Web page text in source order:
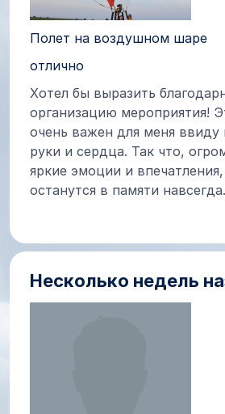
Полет на воздушном шаре
отлично
Хотел бы выразить
организацию мероприятия!
очень важен для меня ввиду
руки и сердца. Так что,
яркие эмоции и
останутся в памяти навсегда.
Несколько недель